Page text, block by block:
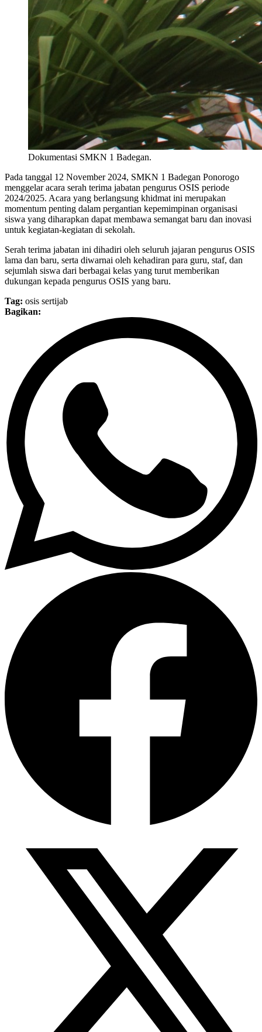
Dokumentasi SMKN 1 Badegan.
Pada tanggal 12 November 2024, SMKN 1 Badegan Ponorogo
menggelar acara serah terima jabatan pengurus OSIS periode
2024/2025. Acara yang berlangsung khidmat ini merupakan
momentum penting dalam pergantian kepemimpinan organisasi
siswa yang diharapkan dapat membawa semangat baru dan inovasi
untuk kegiatan-kegiatan di sekolah.
Serah terima jabatan ini dihadiri oleh seluruh jajaran pengurus OSIS
lama dan baru, serta diwarnai oleh kehadiran para guru, staf, dan
sejumlah siswa dari berbagai kelas yang turut memberikan
dukungan kepada pengurus OSIS yang baru.
Tag: osis sertijab
Bagikan: